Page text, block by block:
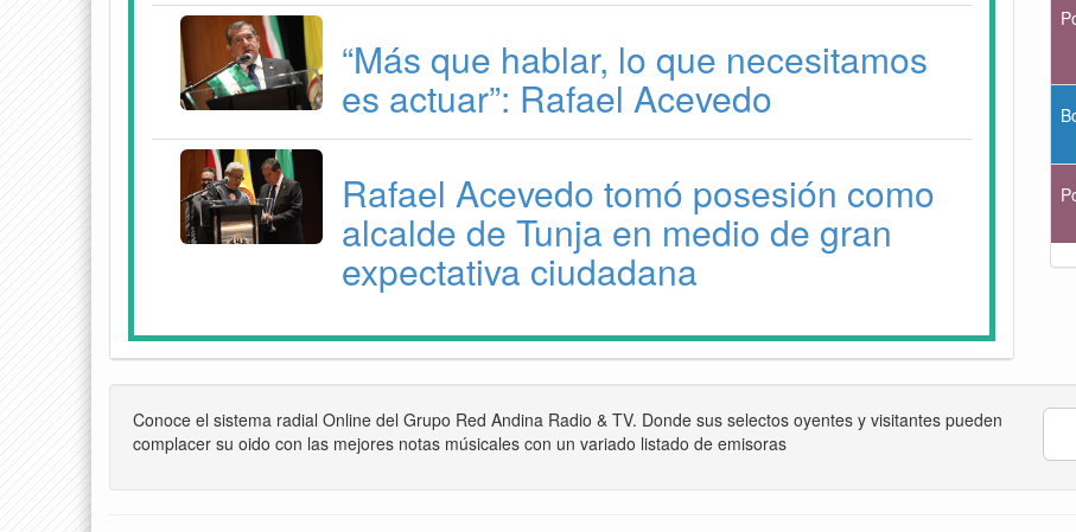
“Más que hablar, lo que necesitamos
es actuar”: Rafael Acevedo
Rafael Acevedo tomó posesión como
alcalde de Tunja en medio de gran
expectativa ciudadana
Conoce el sistema radial Online del Grupo Red Andina Radio & TV. Donde sus selectos oyentes y visitantes pueden
complacer su oido con las mejores notas músicales con un variado listado de emisoras